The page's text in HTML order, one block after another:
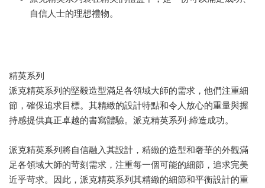
自信人士的理想禮物。
精英系列
派克精英系列的堅毅造型滿足各領域大師的需求，他們注重細
節，確保追求目標。其精緻的設計特點和令人放心的重量與握
持感提供真正卓越的書寫體驗。派克精英系列-締造成功。
派克精英系列將自信融入其設計，精緻的造型和奢華的外觀滿
足各領域大師的苛刻需求，注重每一個可能的細節，追求完美
近乎苛求。因此，派克精英系列其精緻的細節和平衡設計的重